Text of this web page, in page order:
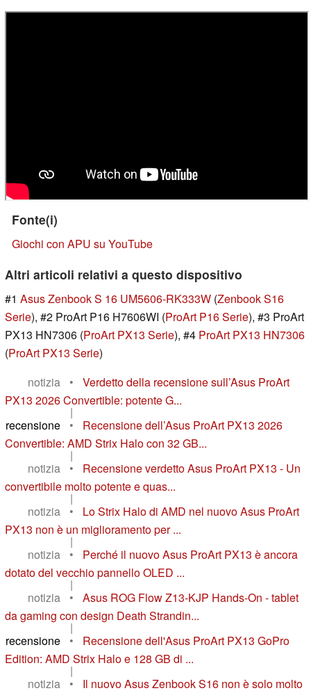
Fonte(i)
Giochi con APU su YouTube
Altri articoli relativi a questo dispositivo
#1 Asus Zenbook S 16 UM5606-RK333W (Zenbook S16
Serie), #2 ProArt P16 H7606WI (ProArt P16 Serie), #3 ProArt
PX13 HN7306 (ProArt PX13 Serie), #4 ProArt PX13 HN7306
(ProArt PX13 Serie)
notizia
•
Verdetto della recensione sull’Asus ProArt
PX13 2026 Convertible: potente G...
|
recensione
•
Recensione dell’Asus ProArt PX13 2026
Convertible: AMD Strix Halo con 32 GB...
|
notizia
•
Recensione verdetto Asus ProArt PX13 - Un
convertibile molto potente e quas...
|
notizia
•
Lo Strix Halo di AMD nel nuovo Asus ProArt
PX13 non è un miglioramento per ...
|
notizia
•
Perché il nuovo Asus ProArt PX13 è ancora
dotato del vecchio pannello OLED ...
|
notizia
•
Asus ROG Flow Z13-KJP Hands-On - tablet
da gaming con design Death Strandin...
|
recensione
•
Recensione dell'Asus ProArt PX13 GoPro
Edition: AMD Strix Halo e 128 GB di ...
|
notizia
•
Il nuovo Asus Zenbook S16 non è solo molto